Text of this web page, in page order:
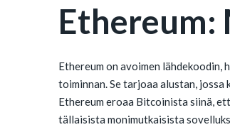
Ethereum:
Ethereum on avoimen
toiminnan. Se tarjoaa alustan,
Ethereum eroaa Bitcoinista siinä,
tällaisista monimutkaisista